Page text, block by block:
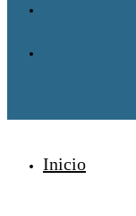
Inicio